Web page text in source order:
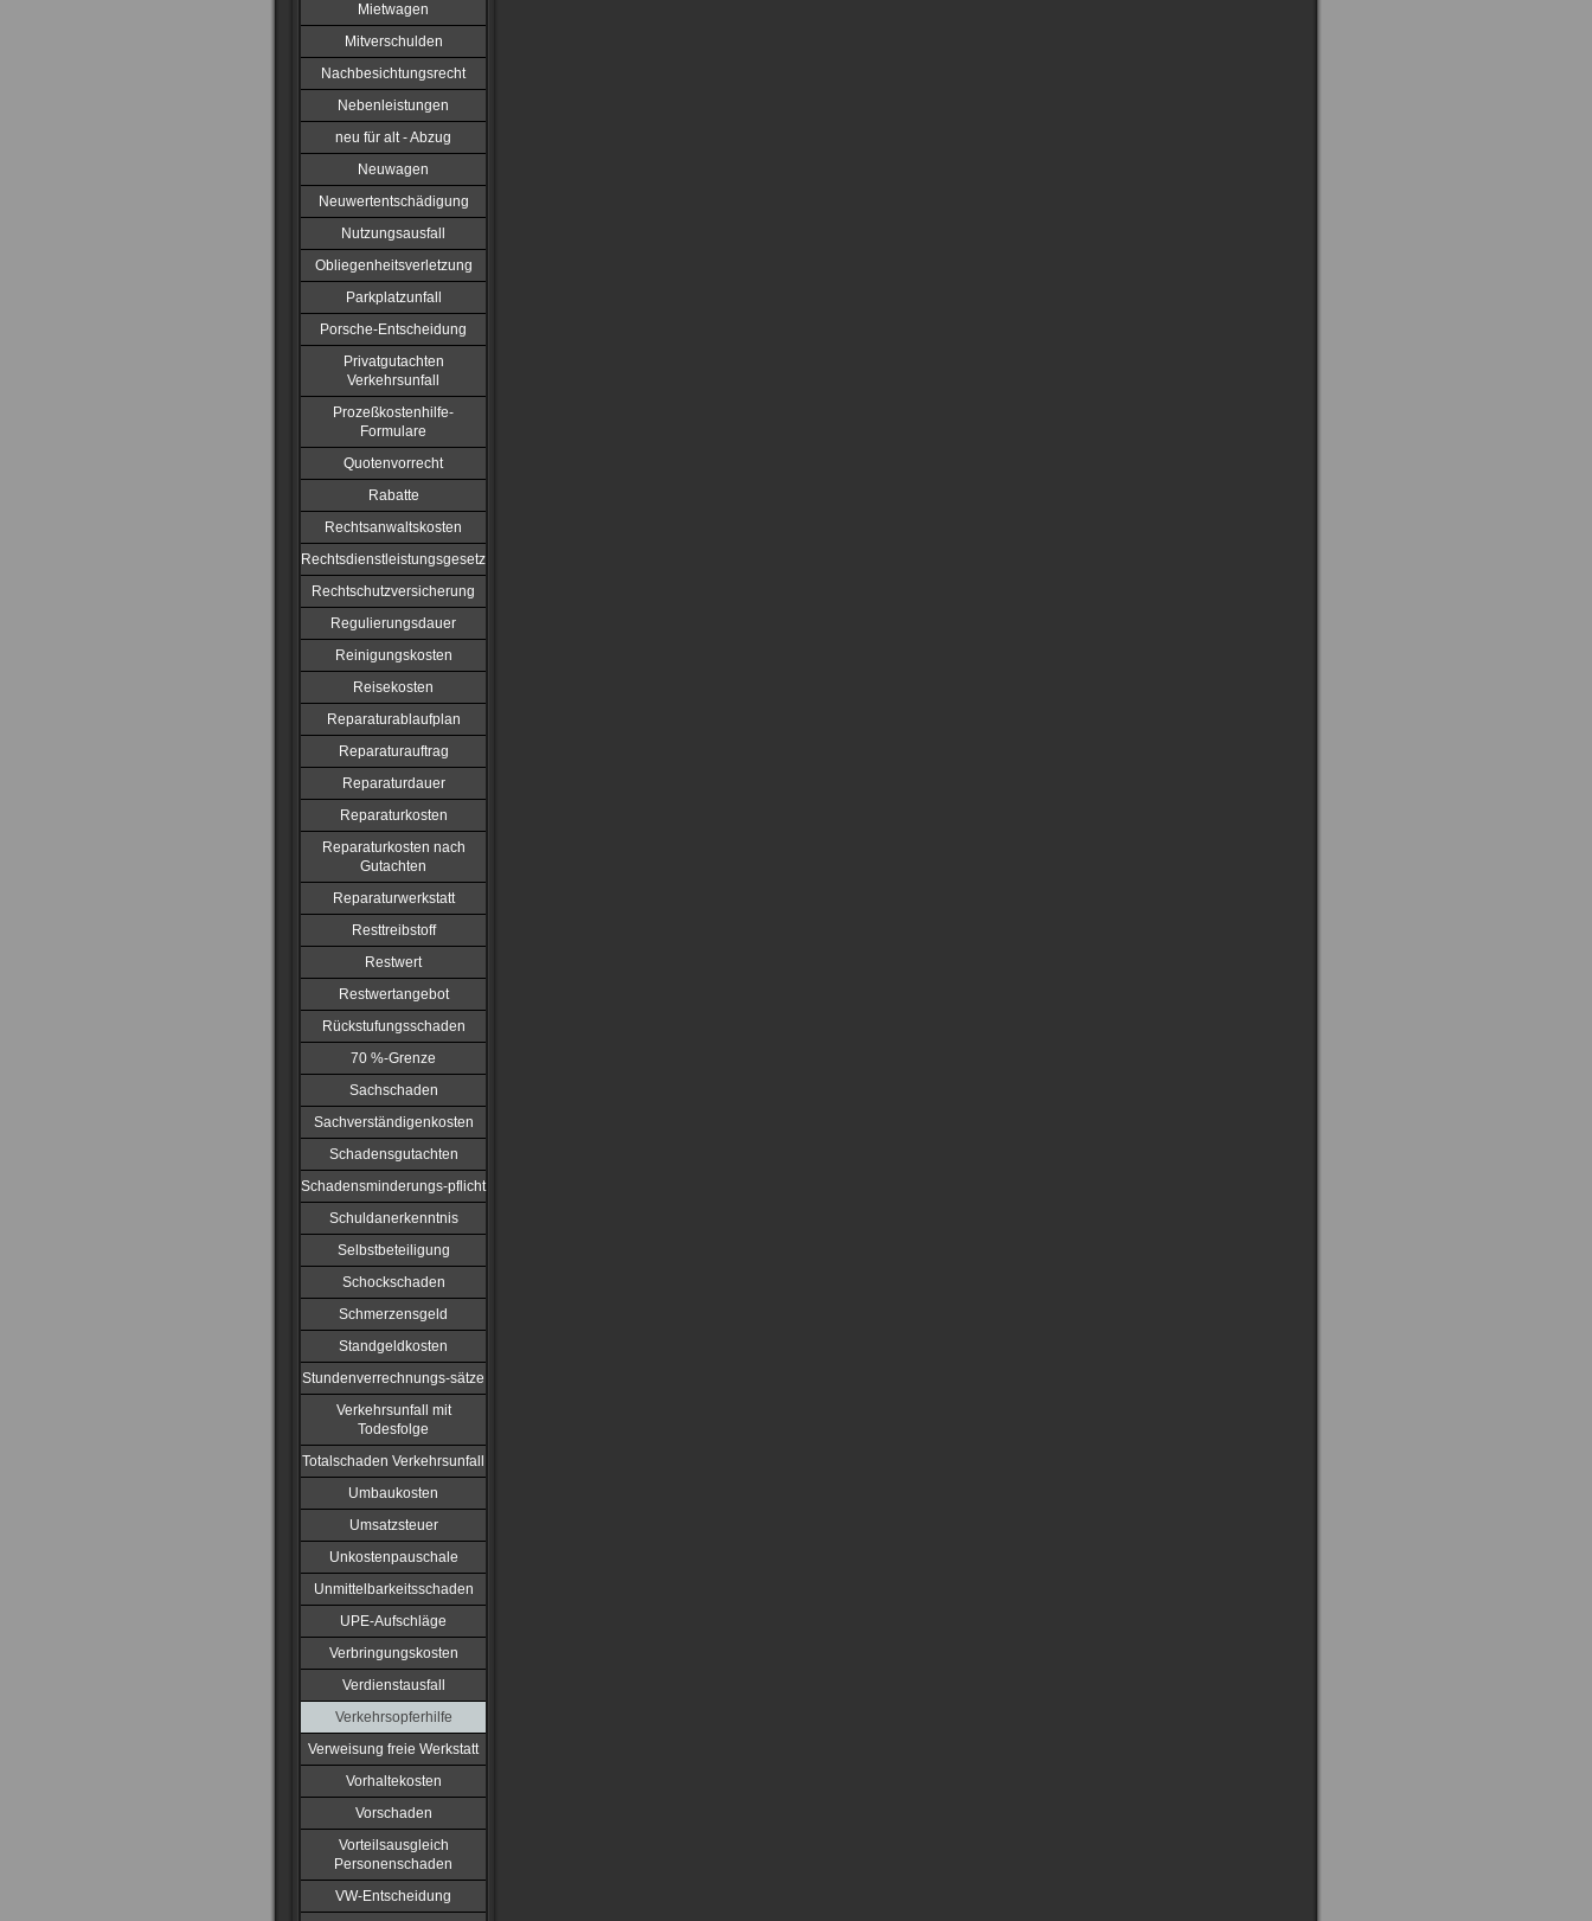
Mietwagen
Mitverschulden
Nachbesichtungsrecht
Nebenleistungen
neu für alt - Abzug
Neuwagen
Neuwertentschädigung
Nutzungsausfall
Obliegenheitsverletzung
Parkplatzunfall
Porsche-Entscheidung
Privatgutachten
Verkehrsunfall
Prozeßkostenhilfe-
Formulare
Quotenvorrecht
Rabatte
Rechtsanwaltskosten
Rechtsdienstleistungsgesetz
Rechtschutzversicherung
Regulierungsdauer
Reinigungskosten
Reisekosten
Reparaturablaufplan
Reparaturauftrag
Reparaturdauer
Reparaturkosten
Reparaturkosten nach
Gutachten
Reparaturwerkstatt
Resttreibstoff
Restwert
Restwertangebot
Rückstufungsschaden
70 %-Grenze
Sachschaden
Sachverständigenkosten
Schadensgutachten
Schadensminderungs-pflicht
Schuldanerkenntnis
Selbstbeteiligung
Schockschaden
Schmerzensgeld
Standgeldkosten
Stundenverrechnungs-sätze
Verkehrsunfall mit
Todesfolge
Totalschaden Verkehrsunfall
Umbaukosten
Umsatzsteuer
Unkostenpauschale
Unmittelbarkeitsschaden
UPE-Aufschläge
Verbringungskosten
Verdienstausfall
Verkehrsopferhilfe
Verweisung freie Werkstatt
Vorhaltekosten
Vorschaden
Vorteilsausgleich
Personenschaden
VW-Entscheidung